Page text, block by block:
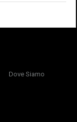
Dove Siamo